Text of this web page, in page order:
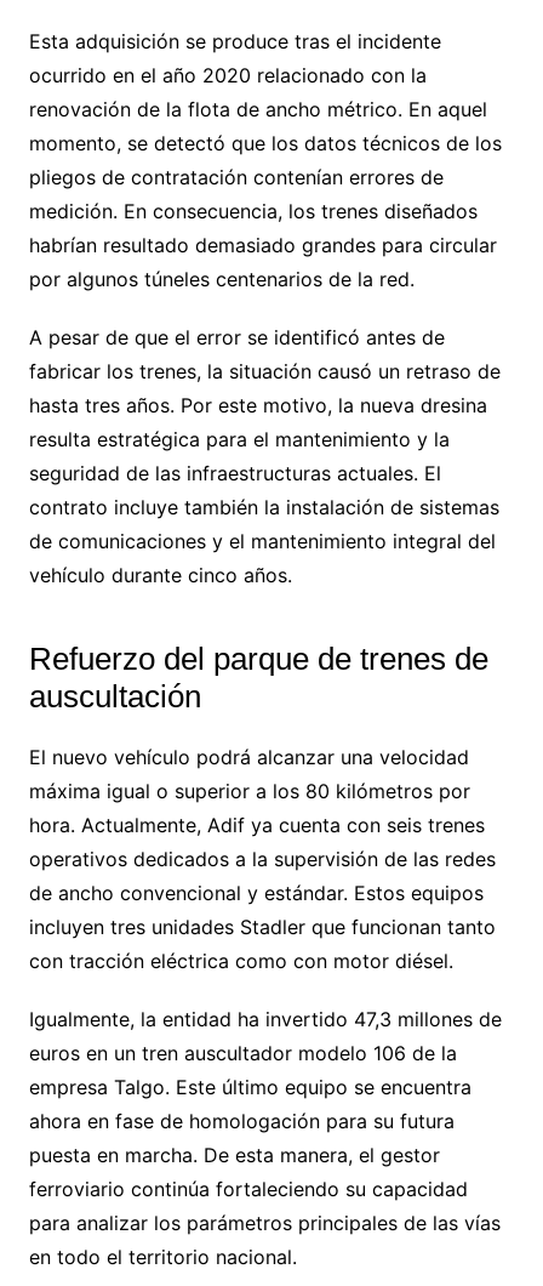
Esta adquisición se produce tras el incidente
ocurrido en el año 2020 relacionado con la
renovación de la flota de ancho métrico. En aquel
momento, se detectó que los datos técnicos de los
pliegos de contratación contenían errores de
medición. En consecuencia, los trenes diseñados
habrían resultado demasiado grandes para circular
por algunos túneles centenarios de la red.
A pesar de que el error se identificó antes de
fabricar los trenes, la situación causó un retraso de
hasta tres años. Por este motivo, la nueva dresina
resulta estratégica para el mantenimiento y la
seguridad de las infraestructuras actuales. El
contrato incluye también la instalación de sistemas
de comunicaciones y el mantenimiento integral del
vehículo durante cinco años.
Refuerzo del parque de trenes de
auscultación
El nuevo vehículo podrá alcanzar una velocidad
máxima igual o superior a los 80 kilómetros por
hora. Actualmente, Adif ya cuenta con seis trenes
operativos dedicados a la supervisión de las redes
de ancho convencional y estándar. Estos equipos
incluyen tres unidades Stadler que funcionan tanto
con tracción eléctrica como con motor diésel.
Igualmente, la entidad ha invertido 47,3 millones de
euros en un tren auscultador modelo 106 de la
empresa Talgo. Este último equipo se encuentra
ahora en fase de homologación para su futura
puesta en marcha. De esta manera, el gestor
ferroviario continúa fortaleciendo su capacidad
para analizar los parámetros principales de las vías
en todo el territorio nacional.